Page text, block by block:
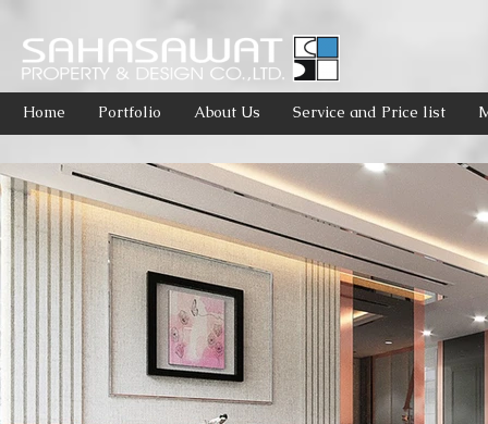
Home Portfolio About Us Service and Price list